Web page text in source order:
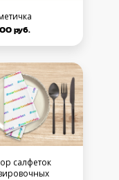
руб.
салфеток